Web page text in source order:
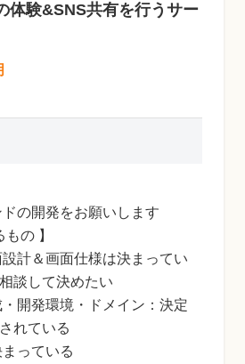
体験&SNS共有を行うサー
ドの開発をお願いします
もの 】
設計＆画面仕様は決まってい
談して決めたい
・開発環境・ドメイン：決定
れている
まっている